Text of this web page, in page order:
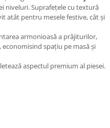
niveluri. Suprafețele cu textură
atât pentru mesele festive, cât și
armonioasă a prăjiturilor,
spațiu pe masă și
aspectul premium al piesei.